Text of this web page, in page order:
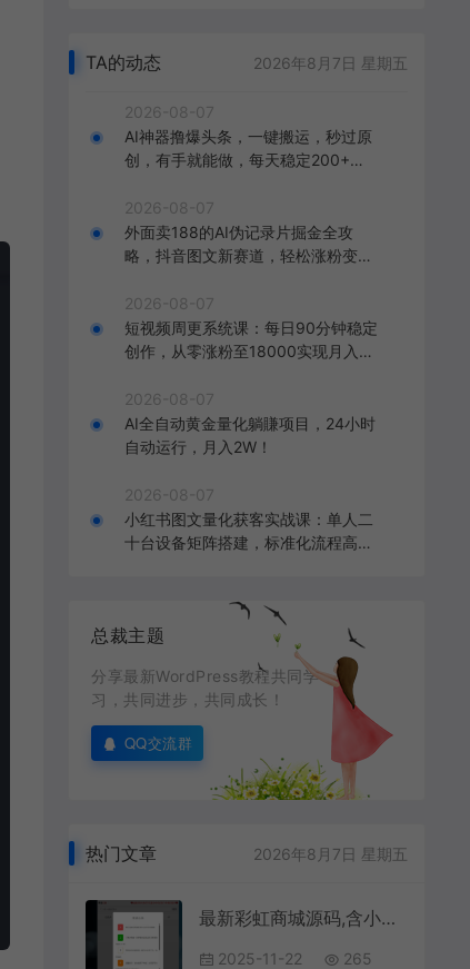
TA的动态 2026年8月7日 星期五
2026-08-07
AI神器撸爆头条，一键搬运，秒过原
创，有手就能做，每天稳定200+
2026-08-07
外面卖188的AI伪记录片掘金全攻
略，抖音图文新赛道，轻松涨粉变
2026-08-07
短视频周更系统课：每日90分钟稳定
创作，从零涨粉至18000实现月入八
2026-08-07
AI全自动黄金量化躺賺项目，24小时
自动运行，月入2W！
2026-08-07
小红书图文量化获客实战课：单人二
十台设备矩阵搭建，标准化流程高效
总裁主题
分享最新WordPress教程共同学
习，共同进步，共同成长！
QQ交流群
热门文章 2026年8月7日 星期五
最新彩虹商城源码,含小储云商城模板免授权
2025-11-22 265